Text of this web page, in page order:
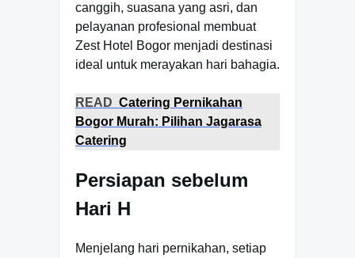
canggih, suasana yang asri, dan
pelayanan profesional membuat
Zest Hotel Bogor menjadi destinasi
ideal untuk merayakan hari bahagia.
READ Catering Pernikahan
Bogor Murah: Pilihan Jagarasa
Catering
Persiapan sebelum
Hari H
Menjelang hari pernikahan, setiap